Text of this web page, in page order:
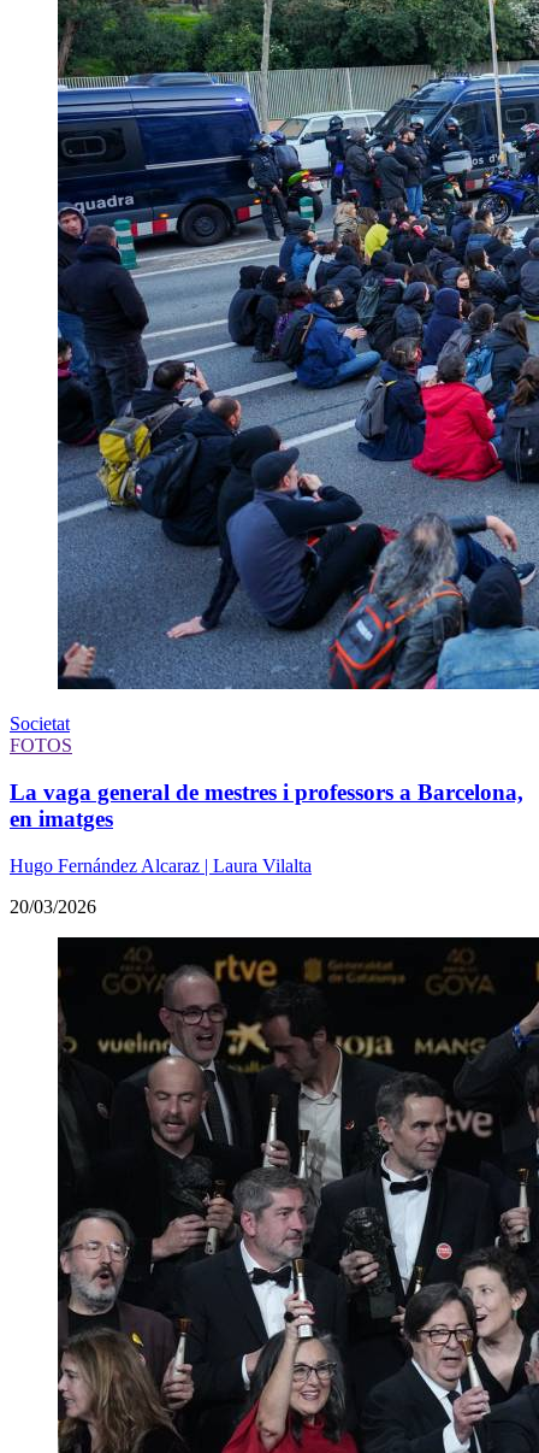
Societat
FOTOS
La vaga general de mestres i professors a Barcelona,
en imatges
Hugo Fernández Alcaraz | Laura Vilalta
20/03/2026